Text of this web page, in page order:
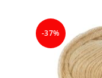
-37%